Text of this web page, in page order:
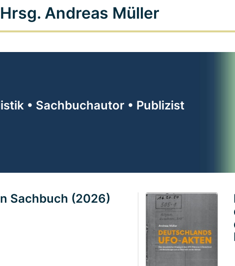
Andreas Müller
• Sachbuchautor • Publizist
Sachbuch (2026)